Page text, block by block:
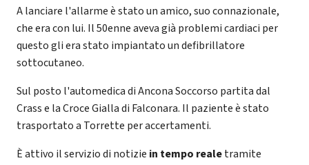
A lanciare l'allarme è stato un amico, suo connazionale,
che era con lui. Il 50enne aveva già problemi cardiaci per
questo gli era stato impiantato un defibrillatore
sottocutaneo.
Sul posto l'automedica di Ancona Soccorso partita dal
Crass e la Croce Gialla di Falconara. Il paziente è stato
trasportato a Torrette per accertamenti.
È attivo il servizio di notizie in tempo realetramite